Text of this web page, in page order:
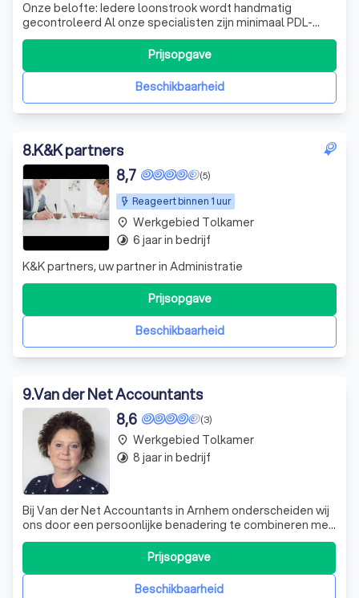
Onze belofte: Iedere loonstrook wordt handmatig
gecontroleerd Al onze specialisten zijn minimaal PDL-
gediplomeerd Je hebt één vast aanspreekpunt Binnen 24
uur reactie op al je vragen
Beschikbaarheid
Prijsopgave
8.K&K partners
Reageert binnen 1 uur
(5)
8,7
K&K partners, uw partner in Administratie
Beschikbaarheid
Prijsopgave
place Werkgebied Tolkamer
timelapse 6 jaar in bedrijf
9.Van der Net Accountants
(3)
8,6
Bij Van der Net Accountants in Arnhem onderscheiden wij
ons door een persoonlijke benadering te combineren met
diepgaande expertise in accountancy en fiscale
dienstverlening. Wij richten ons niet alleen op de cijfers,
maar zijn oprecht geïnteresseerd in de verhalen achter de
ondernemers die wij ondeBeschikbaarheid
Prijsopgave
place Werkgebied Tolkamer
timelapse 8 jaar in bedrijf